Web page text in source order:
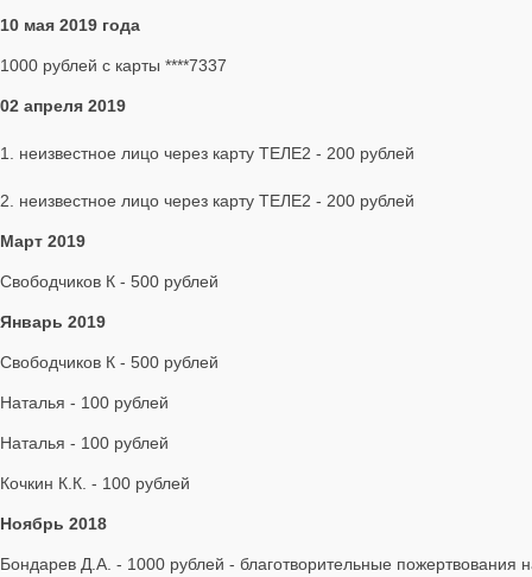
10 мая 2019 года
1000 рублей с карты ****7337
02 апреля 2019
1. неизвестное лицо через карту ТЕЛЕ2 - 200 рублей
2. неизвестное лицо через карту ТЕЛЕ2 - 200 рублей
Март 2019
Свободчиков К - 500 рублей
Январь 2019
Свободчиков К - 500 рублей
Наталья - 100 рублей
Наталья - 100 рублей
Кочкин К.К. - 100 рублей
Ноябрь 2018
Бондарев Д.А. - 1000 рублей - благотворительные пожертвования